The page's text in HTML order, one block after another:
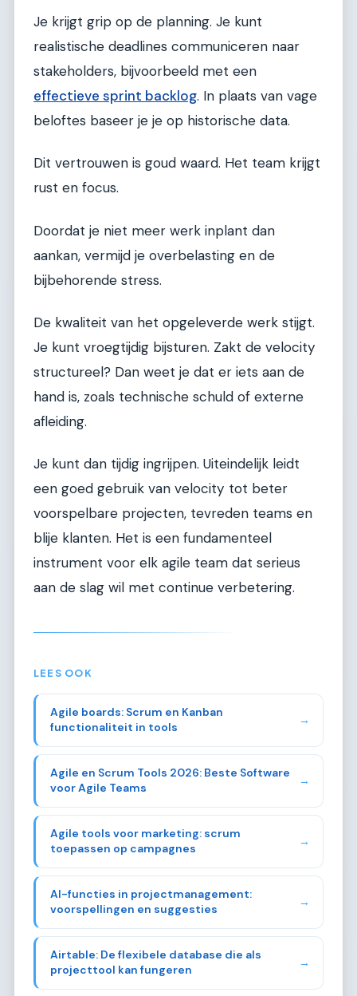
Je krijgt grip op de planning. Je kunt
realistische deadlines communiceren naar
stakeholders, bijvoorbeeld met een
effectieve sprint backlog. In plaats van vage
beloftes baseer je je op historische data.
Dit vertrouwen is goud waard. Het team krijgt
rust en focus.
Doordat je niet meer werk inplant dan
aankan, vermijd je overbelasting en de
bijbehorende stress.
De kwaliteit van het opgeleverde werk stijgt.
Je kunt vroegtijdig bijsturen. Zakt de velocity
structureel? Dan weet je dat er iets aan de
hand is, zoals technische schuld of externe
afleiding.
Je kunt dan tijdig ingrijpen. Uiteindelijk leidt
een goed gebruik van velocity tot beter
voorspelbare projecten, tevreden teams en
blije klanten. Het is een fundamenteel
instrument voor elk agile team dat serieus
aan de slag wil met continue verbetering.
LEES OOK
Agile boards: Scrum en Kanban
functionaliteit in tools
→
Agile en Scrum Tools 2026: Beste Software
voor Agile Teams
→
Agile tools voor marketing: scrum
toepassen op campagnes
→
AI-functies in projectmanagement:
voorspellingen en suggesties
→
Airtable: De flexibele database die als
projecttool kan fungeren
→